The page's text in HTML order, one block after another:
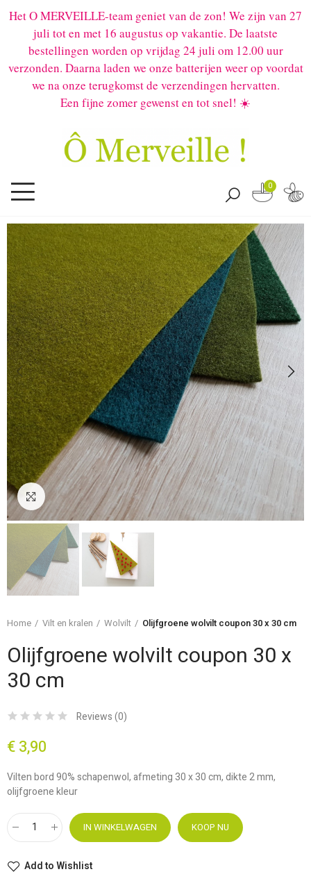
Het O MERVEILLE-team geniet van de zon! We zijn van 27
juli tot en met 16 augustus op vakantie. De laatste
bestellingen worden op vrijdag 24 juli om 12.00 uur
verzonden. Daarna laden we onze batterijen weer op voordat
we na onze terugkomst de verzendingen hervatten.
Een fijne zomer gewenst en tot snel! ☀️
0
Klik om te vergroten
Home Vilt en kralen Wolvilt Olijfgroene wolvilt coupon 30 x 30 cm
Olijfgroene wolvilt coupon 30 x
30 cm
Reviews (0)
€ 3,90
Vilten bord 90% schapenwol, afmeting 30 x 30 cm, dikte 2 mm,
olijfgroene kleur
IN WINKELWAGEN KOOP NU
Add to Wishlist